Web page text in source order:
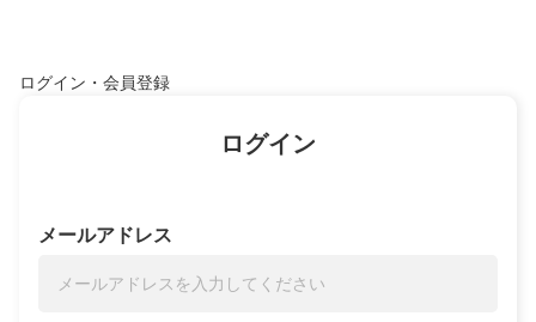
ログイン・会員登録
ログイン
メールアドレス